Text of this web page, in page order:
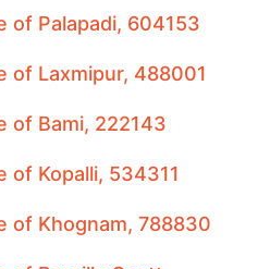
of Palapadi, 604153
of Laxmipur, 488001
of Bami, 222143
of Kopalli, 534311
of Khognam, 788830